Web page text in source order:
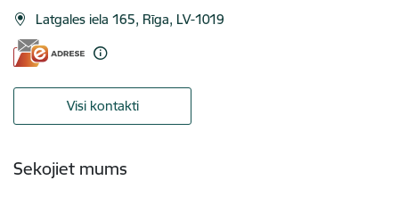
Latgales iela 165, Rīga, LV-1019
Visi kontakti
Sekojiet mums